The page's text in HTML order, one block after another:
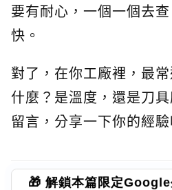
要有耐心，一個一個去
快。
對了，在你工廠裡，最
什麼？是溫度，還是刀
留言，分享一下你的經驗
🎁 解鎖本篇限定